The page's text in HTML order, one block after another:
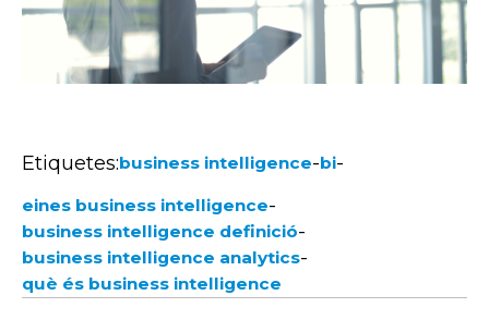
Etiquetes:business intelligence-bi-
eines business intelligence-
business intelligence definició-
business intelligence analytics-
què és business intelligence